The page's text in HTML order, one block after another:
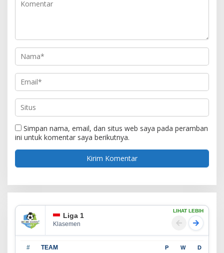
Simpan nama, email, dan situs web saya pada peramban
ini untuk komentar saya berikutnya.
Liga 1
Klasemen
LIHAT LEBIH
# TEAM P W D